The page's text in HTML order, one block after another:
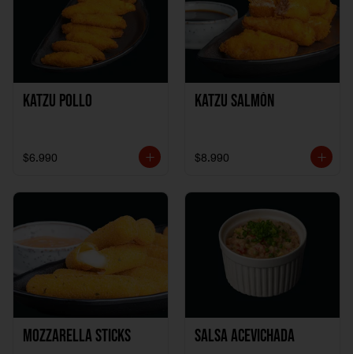
Katzu Pollo
$6.990
Katzu Salmón
$8.990
Mozzarella Sticks Salsa Acevichada